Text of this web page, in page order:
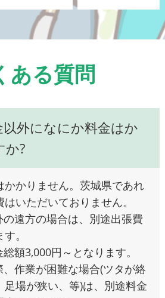
ある質問
以外になにか料金はか
か?
かかりません。茨城県であれ
いただいておりません。
遠方の場合は、別途出張費
。
額3,000円～となります。
作業が困難な場合(ツタが絡
足場が狭い、等)は、別途料金